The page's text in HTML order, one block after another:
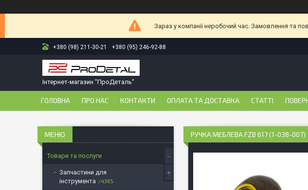
Зараз у компанії неробочий час. Замовлення та
+380 (98) 211-30-21 +380 (95) 246-92-88
Інтернет-магазин "ПроДеталь"
ГОЛОВНА ПРО НАС КОНТАКТИ ОПЛАТА ТА ДОСТАВКА СТАТТІ
РУЧКА МЕБЛЕВА FZB 617 (1-038-007)
Товари та послуги
Запчастини для
інструмента
4365